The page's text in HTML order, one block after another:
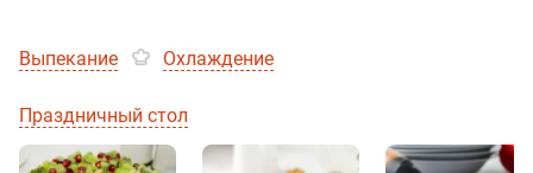
Выпекание Охлаждение
Праздничный стол